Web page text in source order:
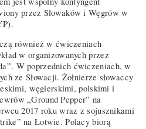
przez Słowaków i Węgrów w
również w ćwiczeniach
w organizowanych przez
W poprzednich ćwiczeniach, w
ze Słowacji. Żołnierze słowaccy
węgierskimi, polskimi i
„Ground Pepper” na
2017 roku wraz z sojusznikami
na Łotwie. Polacy biorą